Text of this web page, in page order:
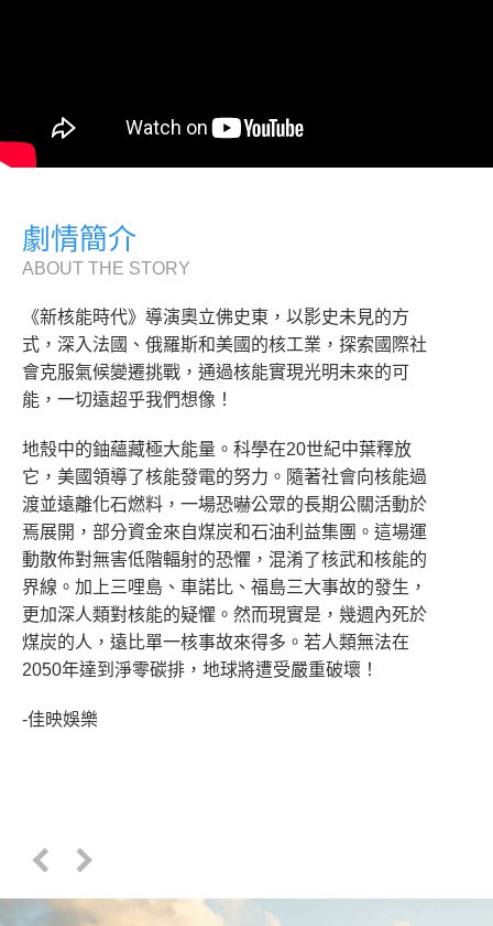
劇情簡介
ABOUT THE STORY
《新核能時代》導演奧立佛史東，以影史未見的方
式，深入法國、俄羅斯和美國的核工業，探索國際社
會克服氣候變遷挑戰，通過核能實現光明未來的可
能，一切遠超乎我們想像！
地殼中的鈾蘊藏極大能量。科學在20世紀中葉釋放
它，美國領導了核能發電的努力。隨著社會向核能過
渡並遠離化石燃料，一場恐嚇公眾的長期公關活動於
焉展開，部分資金來自煤炭和石油利益集團。這場運
動散佈對無害低階輻射的恐懼，混淆了核武和核能的
界線。加上三哩島、車諾比、福島三大事故的發生，
更加深人類對核能的疑懼。然而現實是，幾週內死於
煤炭的人，遠比單一核事故來得多。若人類無法在
2050年達到淨零碳排，地球將遭受嚴重破壞！
-佳映娛樂